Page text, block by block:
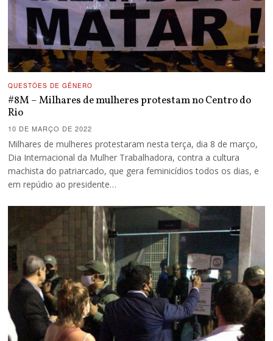
QUESTÕES DE GÊNERO
#8M – Milhares de mulheres protestam no Centro do
Rio
10 DE MARÇO DE 2022
Milhares de mulheres protestaram nesta terça, dia 8 de março,
Dia Internacional da Mulher Trabalhadora, contra a cultura
machista do patriarcado, que gera feminicídios todos os dias, e
em repúdio ao presidente…